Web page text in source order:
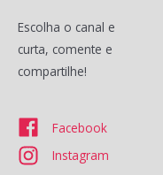
Escolha o canal e
curta, comente e
compartilhe!
Facebook
Instagram